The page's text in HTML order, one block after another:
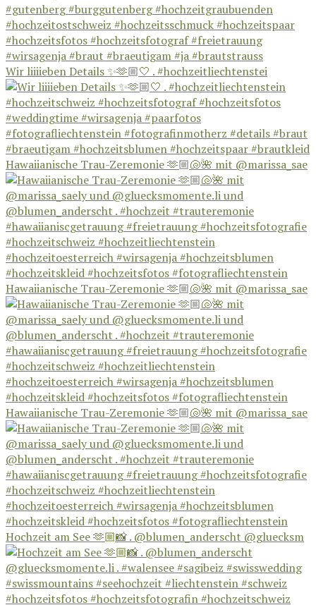
Wir liiiieben Details ✨🫶🏼🤍 . #hochzeitliechtenstei
Hawaiianische Trau-Zeremonie 🫶🏼🐚🌺 mit @marissa_sae
Hawaiianische Trau-Zeremonie 🫶🏼🐚🌺 mit @marissa_sae
Hawaiianische Trau-Zeremonie 🫶🏼🐚🌺 mit @marissa_sae
Hochzeit am See 🫶🏼📸 . @blumen_anderscht @gluecksm